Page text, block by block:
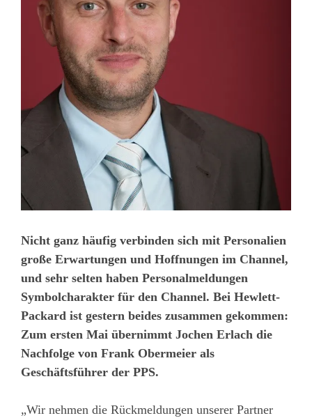
Nicht ganz häufig verbinden sich mit Personalien
große Erwartungen und Hoffnungen im Channel,
und sehr selten haben Personalmeldungen
Symbolcharakter für den Channel. Bei Hewlett-
Packard ist gestern beides zusammen gekommen:
Zum ersten Mai übernimmt Jochen Erlach die
Nachfolge von Frank Obermeier als
Geschäftsführer der PPS.
„Wir nehmen die Rückmeldungen unserer Partner